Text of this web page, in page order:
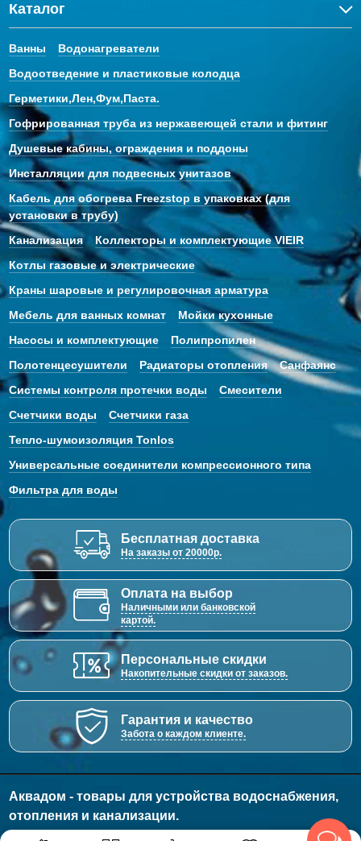
Каталог
Ванны
Водонагреватели
Водоотведение и пластиковые колодца
Герметики,Лен,Фум,Паста.
Гофрированная труба из нержавеющей стали и фитинг
Душевые кабины, ограждения и поддоны
Инсталляции для подвесных унитазов
Кабель для обогрева Freezstop в упаковках (для
установки в трубу)
Канализация
Коллекторы и комплектующие VIEIR
Котлы газовые и электрические
Краны шаровые и регулировочная арматура
Мебель для ванных комнат
Мойки кухонные
Насосы и комплектующие
Полипропилен
Полотенцесушители
Радиаторы отопления
Санфаянс
Системы контроля протечки воды
Смесители
Счетчики воды
Счетчики газа
Тепло-шумоизоляция Tonlos
Универсальные соединители компрессионного типа
Фильтра для воды
Бесплатная доставка
На заказы от 20000р.
Оплата на выбор
Наличными или банковской
картой.
Персональные скидки
Накопительные скидки от заказов.
Гарантия и качество
Забота о каждом клиенте.
Аквадом - товары для устройства водоснабжения,
отопления и канализации.
© 2011 - 2026 Все права защищены